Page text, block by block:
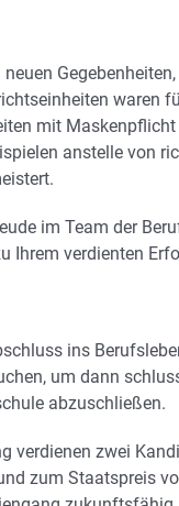
waren
mit
anstelle von
im Team der
Ihrem verdienten
ins
um dann
abzuschließen.
verdienen zwei
zum Staatspreis